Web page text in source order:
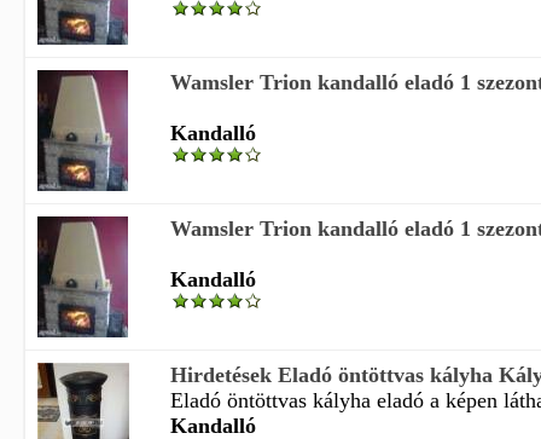
Wamsler Trion kandalló eladó 1
Kandalló
Wamsler Trion kandalló eladó 1
Kandalló
Hirdetések Eladó öntöttvas kályha
Eladó öntöttvas kályha eladó a képen
Kandalló